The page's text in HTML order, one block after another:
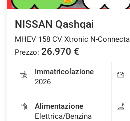
NISSAN Qashqai
MHEV 158 CV Xtronic N-Connecta
Prezzo: 26.970 €
Immatricolazione
2026
Alimentazione
Elettrica/Benzina